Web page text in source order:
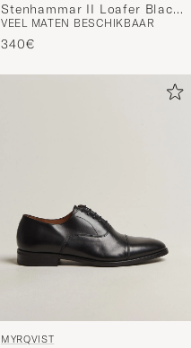
Stenhammar II Loafer Black
Calf
VEEL MATEN BESCHIKBAAR
340€
MYRQVIST